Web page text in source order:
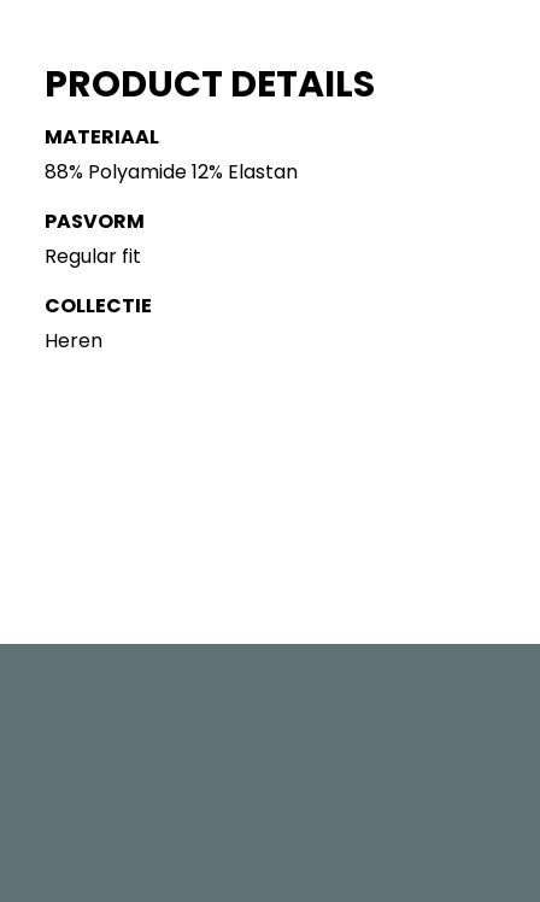
PRODUCT DETAILS
MATERIAAL
88% Polyamide 12% Elastan
PASVORM
Regular fit
COLLECTIE
Heren